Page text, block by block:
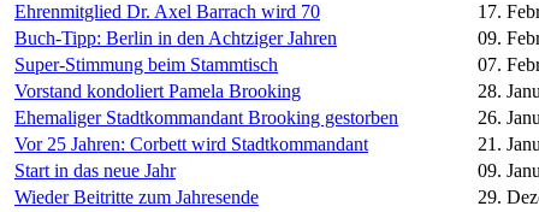
Ehrenmitglied Dr. Axel Barrach wird 70
17.
Buch-Tipp: Berlin in den Achtziger Jahren
09.
Super-Stimmung beim Stammtisch
07.
Vorstand kondoliert Pamela Brooking
28.
Ehemaliger Stadtkommandant Brooking gestorben
26.
Vor 25 Jahren: Corbett wird Stadtkommandant
21.
Start in das neue Jahr
09.
Wieder Beitritte zum Jahresende
29.